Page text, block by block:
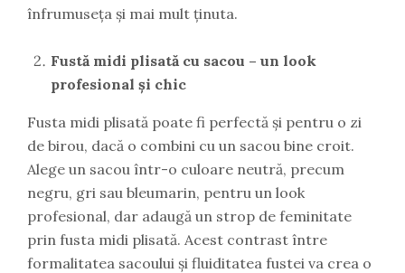
înfrumuseța și mai mult ținuta.
Fustă midi plisată cu sacou – un look
profesional și chic
Fusta midi plisată poate fi perfectă și pentru o zi
de birou, dacă o combini cu un sacou bine croit.
Alege un sacou într-o culoare neutră, precum
negru, gri sau bleumarin, pentru un look
profesional, dar adaugă un strop de feminitate
prin fusta midi plisată. Acest contrast între
formalitatea sacoului și fluiditatea fustei va crea o